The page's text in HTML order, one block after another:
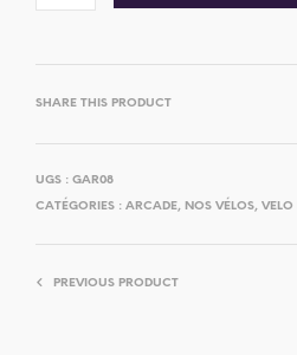
SHARE THIS PRODUCT
UGS : GAR08
CATÉGORIES : ARCADE, NOS VÉLOS, VELO
PREVIOUS PRODUCT